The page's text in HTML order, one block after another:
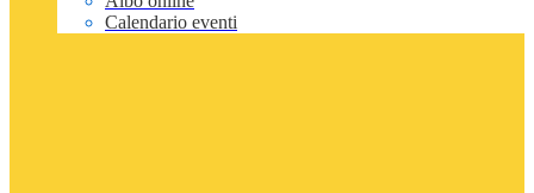
Calendario eventi